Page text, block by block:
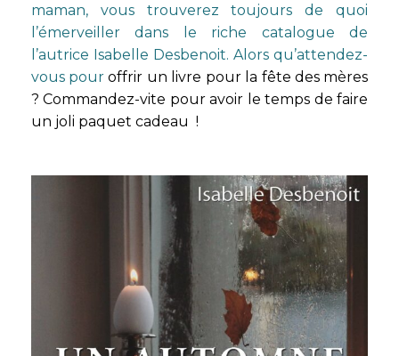
maman, vous trouverez toujours de quoi
l’émerveiller dans le riche catalogue de
l’autrice Isabelle Desbenoit. Alors qu’attendez-
vous pouroffrir un livre pour la fête des mères
? Commandez-vite pour avoir le temps de faire
un joli paquet cadeau !